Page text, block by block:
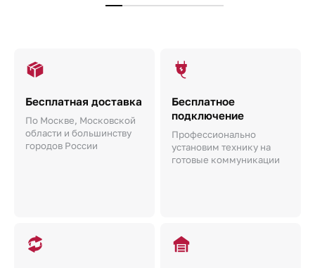
Бесплатная доставка
По Москве, Московской
области и большинству
городов России
Бесплатное
подключение
Профессионально
установим технику на
готовые коммуникации